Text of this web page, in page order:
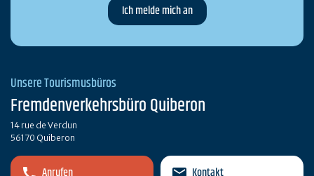
Unsere Tourismusbüros
Fremdenverkehrsbüro Quiberon
14 rue de Verdun
56170 Quiberon